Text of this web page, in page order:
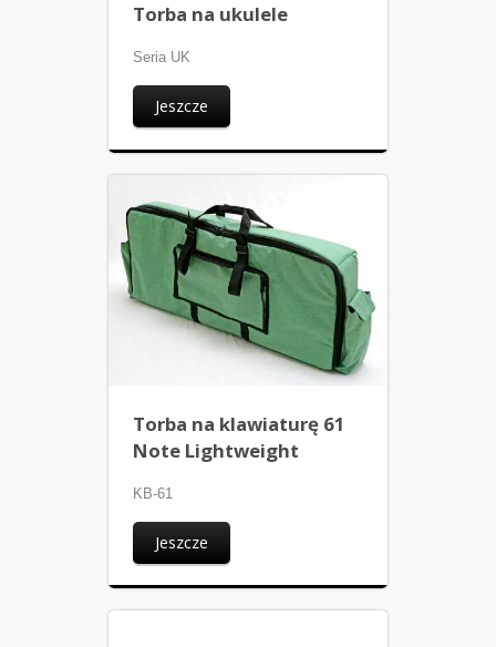
Torba na ukulele
Seria UK
Jeszcze
Torba na klawiaturę 61
Note Lightweight
KB-61
Jeszcze